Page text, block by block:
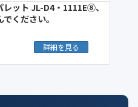
レット JL-D4・1111E⑧、
ください。
詳細を見る